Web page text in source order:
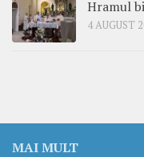
Hramul
4 AUGUST
MAI MULT